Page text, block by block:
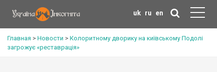
uk ru en
Главная > Новости > Колоритному дворику на київському Подолі
загрожує «реставрація»